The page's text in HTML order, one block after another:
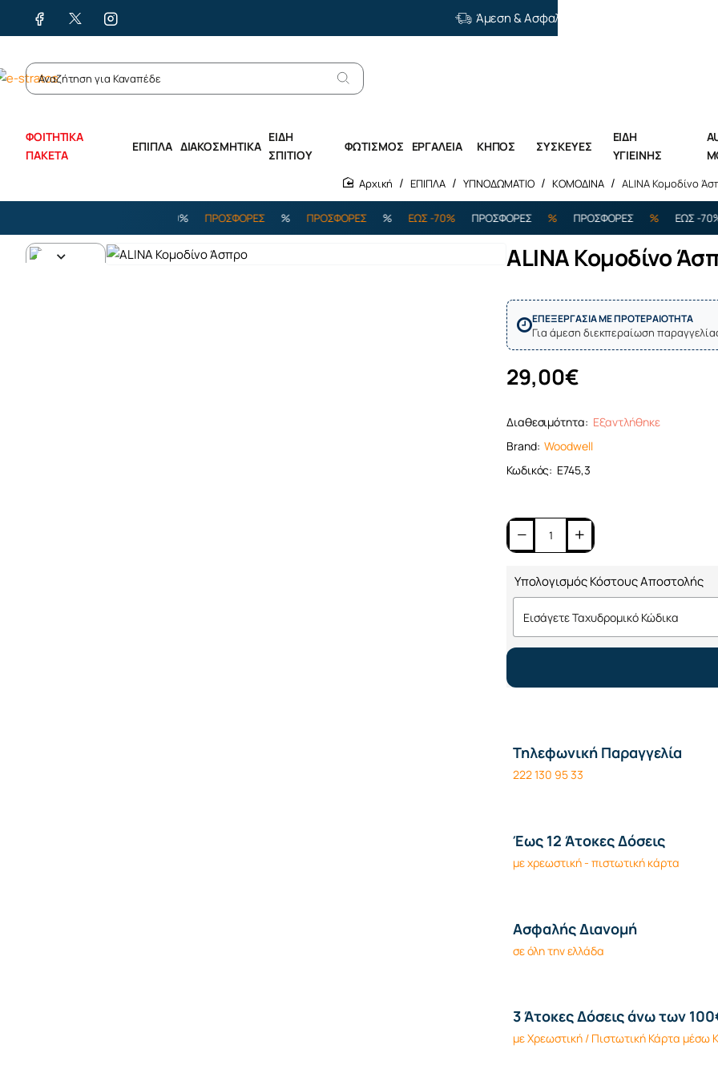
Άμεση & Ασφαλής Διανομή
ΦΟΙΤΗΤΙΚΑ
ΠΑΚΕΤΑ
ΕΠΙΠΛΑ ΔΙΑΚΟΣΜΗΤΙΚΑ
ΕΙΔΗ
ΣΠΙΤΙΟΥ
ΦΩΤΙΣΜΟΣ ΕΡΓΑΛΕΙΑ ΚΗΠΟΣ ΣΥΣΚΕΥΕΣ
ΕΙΔΗ
ΥΓΙΕΙΝΗΣ
ΕΠΙΠΛΑ ΥΠΝΟΔΩΜΑΤΙΟ ΚΟΜΟΔΙΝΑ ALINA Κομοδίνο
ΠΡΟΣΦΟΡΕΣ % ΠΡΟΣΦΟΡΕΣ % ΕΩΣ -70% ΠΡΟΣΦΟΡΕΣ % ΠΡΟΣΦΟΡΕΣ % ΕΩΣ -70%
ALINA Κομοδίνο
ΕΠΕΞΕΡΓΑΣΙΑ ΜΕ ΠΡΟΤΕΡΑΙΟΤΗΤΑ
Για άμεση διεκπεραίωση
Διαθεσιμότητα: Εξαντλήθηκε
Brand: Woodwell
Κωδικός: Ε745,3
29,00€
Υπολογισμός Κόστους Αποστολής
Τηλεφωνική Παραγγελία
222 130 95 33
Έως 12 Άτοκες Δόσεις
με χρεωστική - πιστωτική κάρτα
Ασφαλής Διανομή
σε όλη την ελλάδα
3 Άτοκες Δόσεις άνω των
με Χρεωστική / Πιστωτική Κάρτα μέσω